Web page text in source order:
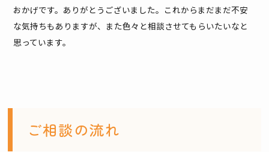
おかげです。ありがとうございました。これからまだまだ不安
な気持ちもありますが、また色々と相談させてもらいたいなと
思っています。
ご相談の流れ